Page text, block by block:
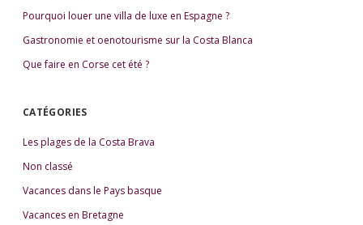
r
Pourquoi louer une villa de luxe en Espagne ?
Gastronomie et oenotourisme sur la Costa Blanca
Que faire en Corse cet été ?
CATÉGORIES
Les plages de la Costa Brava
Non classé
Vacances dans le Pays basque
Vacances en Bretagne